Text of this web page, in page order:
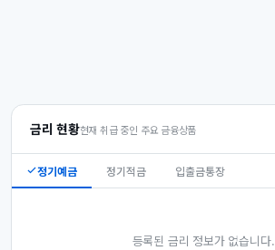
금리 현황현재 취급 중인 주요 금융상품
정기예금 정기적금 입출금통장
등록된 금리 정보가 없습니다.